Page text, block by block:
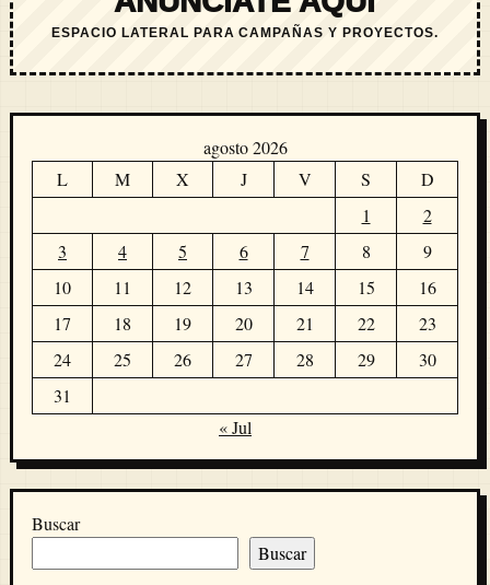
ESPACIO LATERAL PARA CAMPAÑAS Y PROYECTOS.
agosto 2026
L
M X J V S
D
1
2
3
4 5 6 7 8
9
10
11 12 13 14 15
16
17
18 19 20 21 22
23
24
25 26 27 28 29
30
31
« Jul
Buscar
Buscar